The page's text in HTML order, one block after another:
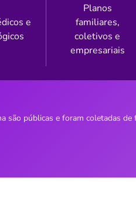
e
Planos
familiares,
coletivos e
empresariais
são públicas e foram coletadas